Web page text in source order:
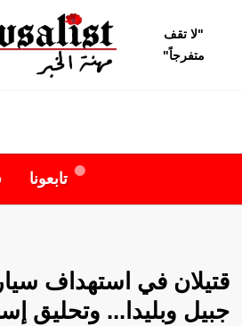
"لا تقف
متفرجاً"
تابعونا
قتيلان في استهداف
جبيل وبليدا... وتحليق